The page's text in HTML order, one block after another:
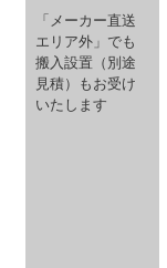
「メーカー直送
エリア外」でも
搬入設置（別途
見積）もお受け
いたします